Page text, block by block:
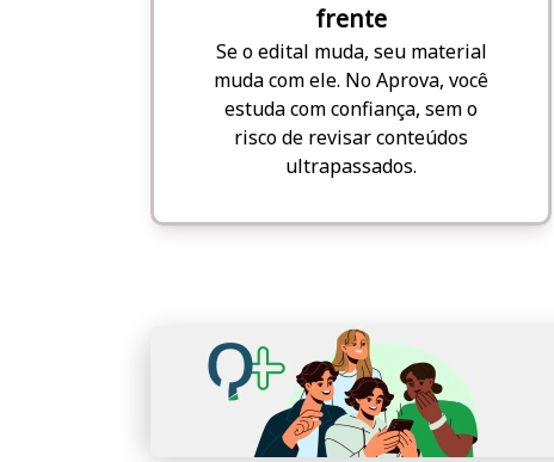
frente
Se o edital muda, seu material
muda com ele. No Aprova, você
estuda com confiança, sem o
risco de revisar conteúdos
ultrapassados.